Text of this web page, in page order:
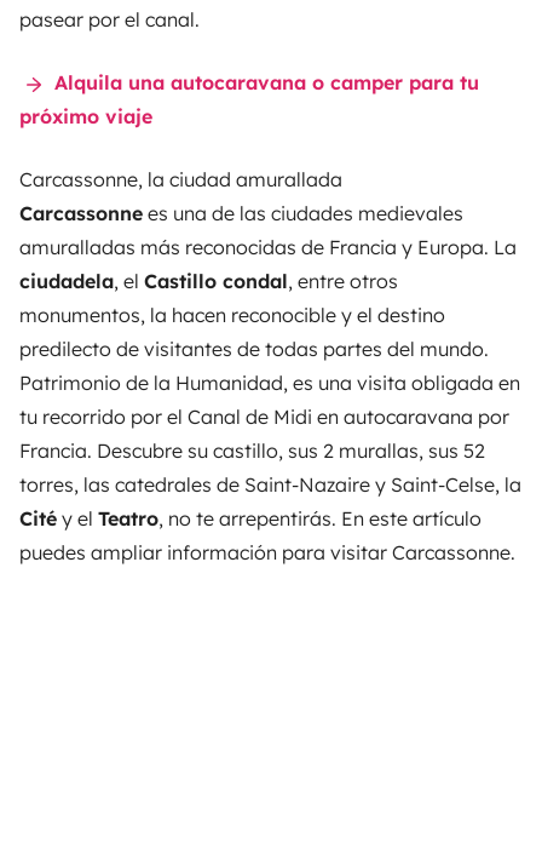
pasear por el canal.
Alquila una autocaravana o camper para tu
próximo viaje
Carcassonne, la ciudad amurallada
Carcassonne es una de las ciudades medievales
amuralladas más reconocidas de Francia y Europa. La
ciudadela, el Castillo condal, entre otros
monumentos, la hacen reconocible y el destino
predilecto de visitantes de todas partes del mundo.
Patrimonio de la Humanidad, es una visita obligada en
tu recorrido por el Canal de Midi en autocaravana por
Francia. Descubre su castillo, sus 2 murallas, sus 52
torres, las catedrales de Saint-Nazaire y Saint-Celse, la
Cité y el Teatro, no te arrepentirás. En este artículo
puedes ampliar información para visitar Carcassonne.